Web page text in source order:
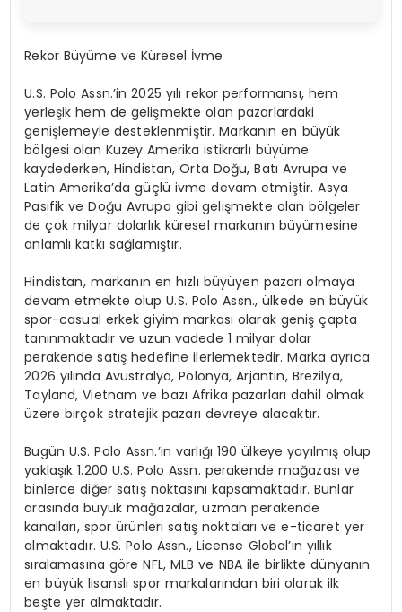
Rekor Büyüme ve Küresel İvme
U.S. Polo Assn.’in 2025 yılırekor performansı, hem
yerleşik hem de gelişmekte olan pazarlardaki
genişlemeyle desteklenmiştir. Markanın en büyük
bölgesi olan Kuzey Amerika istikrarlı büyüme
kaydederken, Hindistan, Orta Doğu, Batı Avrupa ve
Latin Amerika’da güçlü ivme devam etmiştir. Asya
Pasifik ve Doğu Avrupa gibi gelişmekte olan bölgeler
deçok milyar dolarlık küresel markanın büyümesine
anlamlıkatkı sağlamıştır.
Hindistan, markanın en hızlı büyüyen pazarıolmaya
devam etmekte olup U.S. Polo Assn.,ülkede en büyük
spor-casual erkek giyim markasıolarak geniş çapta
tanınmaktadır ve uzun vadede 1 milyar dolar
perakende satışhedefine ilerlemektedir. Marka ayrıca
2026 yılında Avustralya, Polonya, Arjantin, Brezilya,
Tayland, Vietnam ve bazı Afrika pazarlarıdahil olmak
üzere birçok stratejik pazarı devreye alacaktır.
Bugün U.S. Polo Assn.’in varlığı 190ülkeye yayılmışolup
yaklaşık 1.200 U.S. Polo Assn. perakende mağazası ve
binlerce diğer satış noktasını kapsamaktadır. Bunlar
arasında büyük mağazalar, uzman perakende
kanalları, sporürünleri satış noktalarıve e-ticaret yer
almaktadır. U.S. Polo Assn., License Global’ın yıllık
sıralamasına göre NFL, MLB ve NBA ile birlikte dünyanın
en büyük lisanslıspor markalarından biri olarak ilk
beşte yer almaktadır.